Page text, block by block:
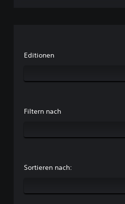
Editionen
Filtern nach
Sortieren nach: